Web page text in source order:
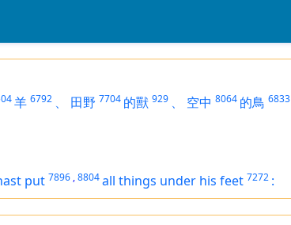
羊 6792 、 田野 7704 的獸 929 、 空中 8064 的鳥 6833
put 7896 ,8804all things under his feet 7272 :